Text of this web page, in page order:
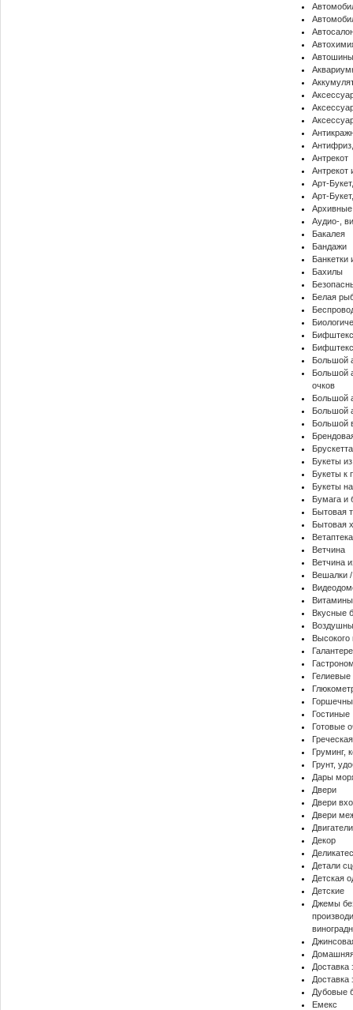
Антрекот
Антрекот
Арт-
Арт-
Архивные
Аудио-,
Бакалея
Бандажи
Бахилы
Белая
Большой
Большой
очков
Большой
Большой
Большой
Брускетта
Букеты
Букеты к
Букеты
Бумага и
Бытовая
Бытовая
Ветаптека
Ветчина
Ветчина
Вешалки /
Витамины
Вкусные
Высокого
Гостиные
Готовые
Груминг,
Грунт,
Дары
Двери
Двери
Двери
Двигатели
Декор
Детали
Детская
Детские
Джемы
Доставка
Доставка
Дубовые
Емекс